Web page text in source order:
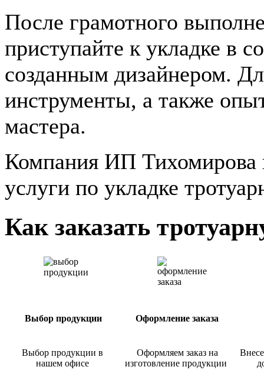
После грамотного
приступайте к укладке в
созданным дизайнером.
инструменты, а также
мастера.
Компания ИП Тихомирова
услуги по укладке
Как заказать
Выбор продукции Оформление заказа
Выбор продукции в
нашем офисе
Оформляем заказ на
изготовление продукции